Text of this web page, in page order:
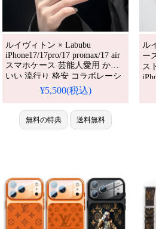
ルイヴィトン × Labubu
iPhone17/17pro/17 promax/17 air
スマホケース 芸能人愛用 かわ
いい 流行り 格安 コラボレーシ
ョン iPhone13-16 Pro Max対応
耐衝撃 防水 多機能iPhoneケー
ス おしゃれ ハイブランド 携帯
ケース おすすめ iPhone 17 ケー
¥5,500(税込)
無料の特典 送料無料
ル
ー
ス
ラ
気
用
多